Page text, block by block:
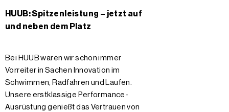
HUUB: Spitzenleistung – jetzt auf
und neben dem Platz
Bei HUUB waren wir schon immer
Vorreiter in Sachen Innovation im
Schwimmen, Radfahren und Laufen.
Unsere erstklassige Performance-
Ausrüstung genießt das Vertrauen von